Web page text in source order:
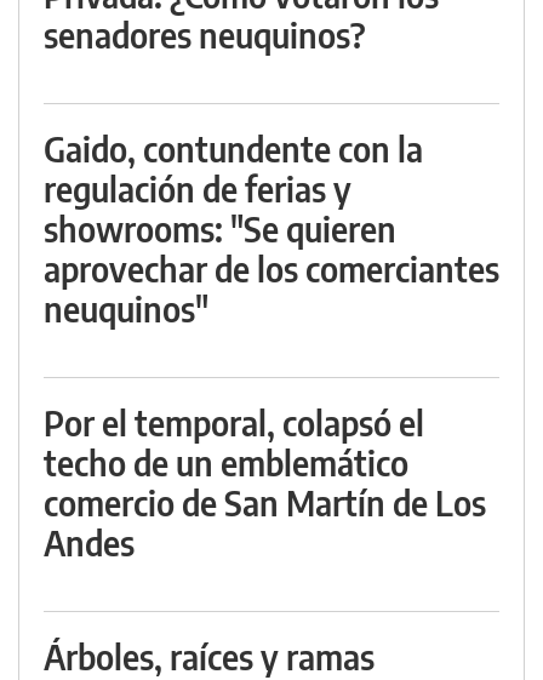
senadores neuquinos?
Gaido, contundente con la
regulación de ferias y
showrooms: "Se quieren
aprovechar de los comerciantes
neuquinos"
Por el temporal, colapsó el
techo de un emblemático
comercio de San Martín de Los
Andes
Árboles, raíces y ramas